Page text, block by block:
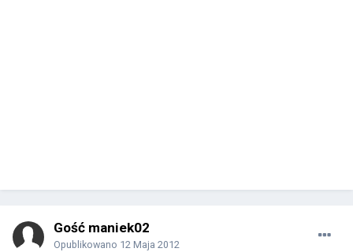
Gość maniek02
Opublikowano 12 Maja 2012